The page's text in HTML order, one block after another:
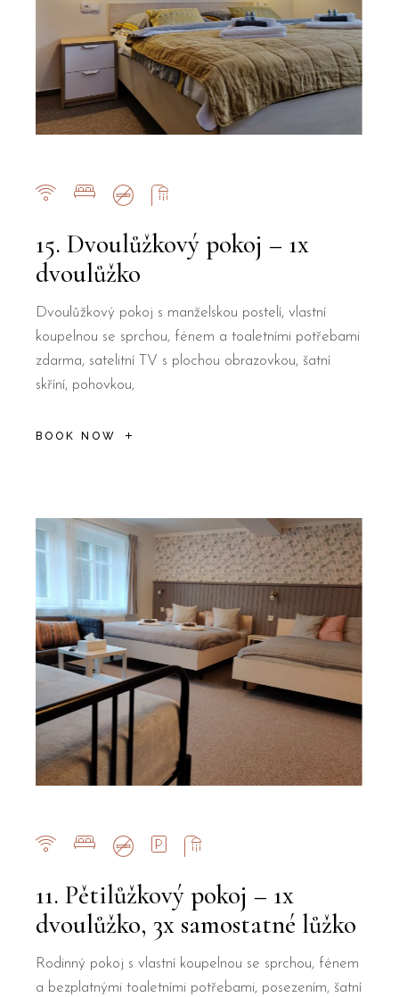
15. Dvoulůžkový pokoj – 1x
dvoulůžko
Dvoulůžkový pokoj s manželskou postelí, vlastní
koupelnou se sprchou, fénem a toaletními potřebami
zdarma, satelitní TV s plochou obrazovkou, šatní
skříní, pohovkou,
BOOK NOW
11. Pětilůžkový pokoj – 1x
dvoulůžko, 3x samostatné lůžko
Rodinný pokoj s vlastní koupelnou se sprchou, fénem
a bezplatnými toaletními potřebami, posezením, šatní